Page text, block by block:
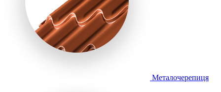
Металочерепиця